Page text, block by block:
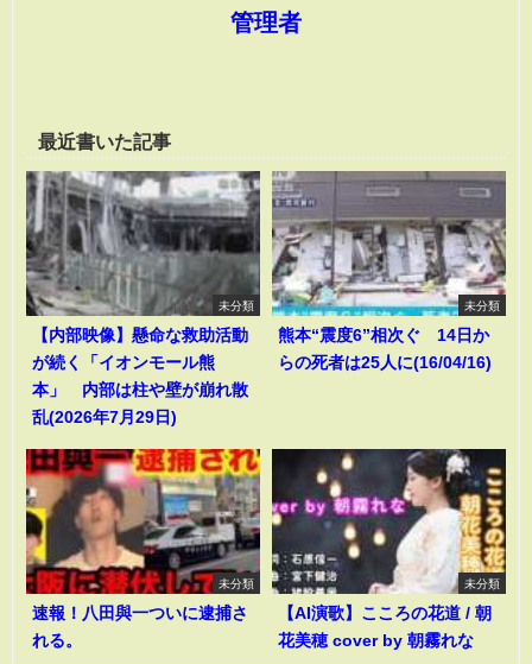
管理者
最近書いた記事
未分類
【内部映像】懸命な救助活動
が続く「イオンモール熊
本」 内部は柱や壁が崩れ散
乱(2026年7月29日)
未分類
熊本“震度6”相次ぐ 14日か
らの死者は25人に(16/04/16)
未分類
速報！八田與一ついに逮捕さ
れる。
未分類
【AI演歌】こころの花道 / 朝
花美穂 cover by 朝霧れな